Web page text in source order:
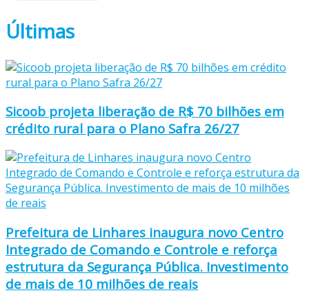
Últimas
Sicoob projeta liberação de R$ 70 bilhões em
crédito rural para o Plano Safra 26/27
Prefeitura de Linhares inaugura novo Centro
Integrado de Comando e Controle e reforça
estrutura da Segurança Pública. Investimento
de mais de 10 milhões de reais